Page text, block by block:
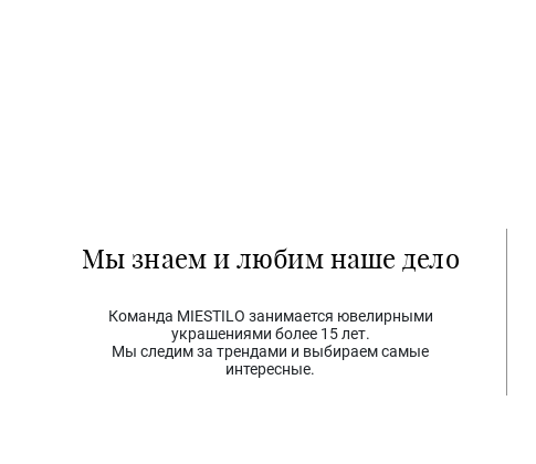
Мы знаем и любим наше дело
Команда MIESTILO занимается ювелирными
украшениями более 15 лет.
Мы следим за трендами и выбираем самые
интересные.